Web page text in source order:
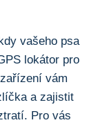
vašeho psa
lokátor pro
vám
a zajistit
Pro vás